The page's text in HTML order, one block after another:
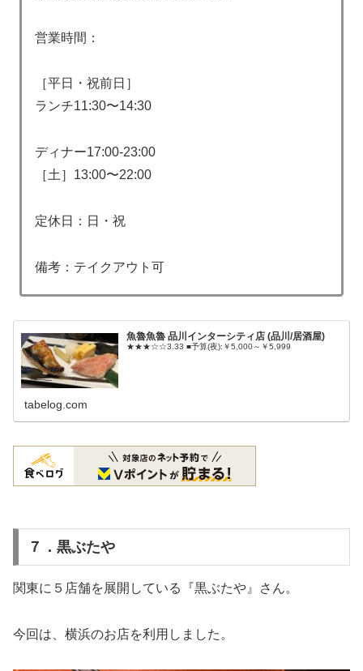
営業時間：
［平日・祝前日］
ランチ11:30〜14:30
ディナー17:00-23:00
［土］13:00〜22:00
定休日：日・祝
備考：テイクアウト可
魚魯魚魯 品川インターシティ店 (品川/居酒屋)
★★★☆☆3.33 ■予算(夜):￥5,000～￥5,999
tabelog.com
７．黒ぶたや
関東に５店舗を展開している『黒ぶたや』さん。
今回は、横浜のお店を利用しました。